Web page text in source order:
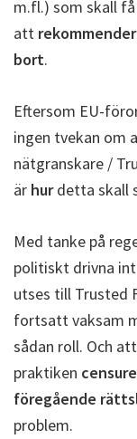
m.fl.) som skall
att
bort.
Eftersom EU-
ingen tvekan om
nätgranskare /
är hurdetta skall
Med tanke på
politiskt drivna
utses till Trusted
fortsatt vaksam
sådan roll. Och
praktiken
föregående
problem.